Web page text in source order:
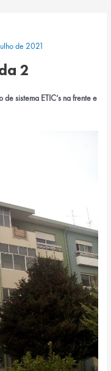
de 2021
2
sistema ETIC’s na frente e